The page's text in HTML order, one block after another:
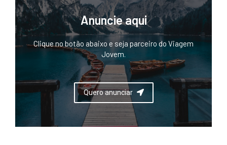
Anuncie aqui
Clique no botão abaixo e seja parceiro do Viagem
Jovem.
Quero anunciar